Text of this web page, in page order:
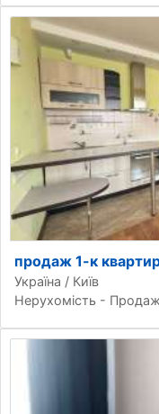
продаж 1-к
Україна / Київ
Нерухомість -